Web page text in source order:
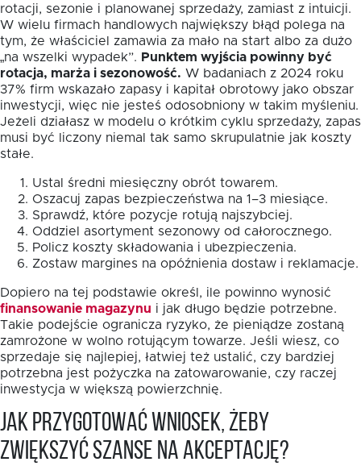
rotacji, sezonie i planowanej sprzedaży, zamiast z intuicji.
W wielu firmach handlowych największy błąd polega na
tym, że właściciel zamawia za mało na start albo za dużo
„na wszelki wypadek”. Punktem wyjścia powinny być
rotacja, marża i sezonowość. W badaniach z 2024 roku
37% firm wskazało zapasy i kapitał obrotowy jako obszar
inwestycji, więc nie jesteś odosobniony w takim myśleniu.
Jeżeli działasz w modelu o krótkim cyklu sprzedaży, zapas
musi być liczony niemal tak samo skrupulatnie jak koszty
stałe.
Ustal średni miesięczny obrót towarem.
Oszacuj zapas bezpieczeństwa na 1–3 miesiące.
Sprawdź, które pozycje rotują najszybciej.
Oddziel asortyment sezonowy od całorocznego.
Policz koszty składowania i ubezpieczenia.
Zostaw margines na opóźnienia dostaw i reklamacje.
Dopiero na tej podstawie określ, ile powinno wynosić
finansowanie magazynu i jak długo będzie potrzebne.
Takie podejście ogranicza ryzyko, że pieniądze zostaną
zamrożone w wolno rotującym towarze. Jeśli wiesz, co
sprzedaje się najlepiej, łatwiej też ustalić, czy bardziej
potrzebna jest pożyczka na zatowarowanie, czy raczej
inwestycja w większą powierzchnię.
Jak przygotować wniosek, żeby
zwiększyć szanse na akceptację?